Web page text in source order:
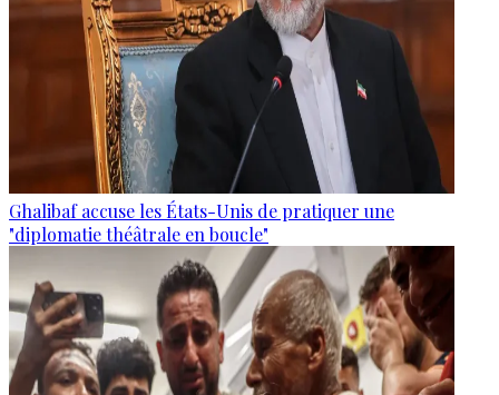
Ghalibaf accuse les États-Unis de pratiquer une
"diplomatie théâtrale en boucle"